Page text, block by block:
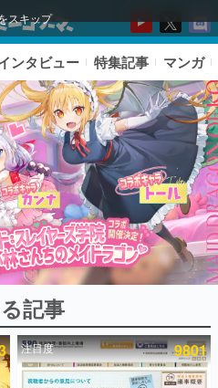
スキップ
事ランキング
ンタビュー 特集記事 マンガ
記事
注目度 9801